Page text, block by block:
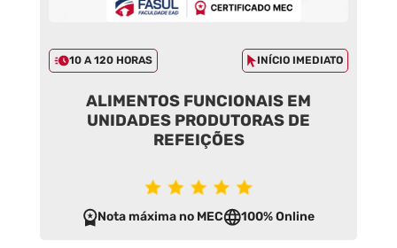
10 A 120 HORAS INÍCIO IMEDIATO
ALIMENTOS FUNCIONAIS EM
UNIDADES PRODUTORAS DE
REFEIÇÕES
Nota máxima no MEC 100% Online